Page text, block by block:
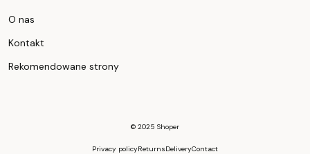
O nas
Kontakt
Rekomendowane strony
© 2025 Shoper
Privacy policyReturnsDeliveryContact